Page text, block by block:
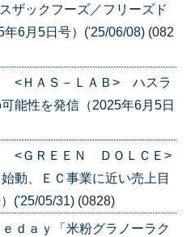
ザックフーズ／フリーズド
6月5日号）('25/06/08) (082
<ＨＡＳ－ＬＡＢ> ハスラ
能性を発信（2025年6月5日
<ＧＲＥＥＮ ＤＯＬＣＥ>
動、ＥＣ事業に近い売上目
('25/05/31) (0828)
ｄａｙ「米粉グラノーラク